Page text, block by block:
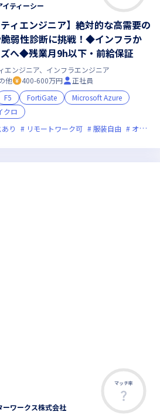
ティーシー
ティエンジニア】絶対的な高需要の
弱性診断に挑戦！◆インフラか
へ◆残業月9h以下・前給保証
エンジニア、インフラエンジニア
他
400-600万円
正社員
F5 FortiGate
Microsoft Azure
クロ
り
リモートワーク可 服装自由 オンライン選考可
マッチ率
ーワークス株式会社